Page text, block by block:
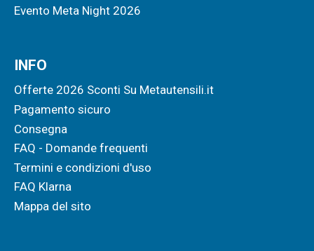
Evento Meta Night 2026
INFO
Offerte 2026 Sconti Su Metautensili.it
Pagamento sicuro
Consegna
FAQ - Domande frequenti
Termini e condizioni d'uso
FAQ Klarna
Mappa del sito